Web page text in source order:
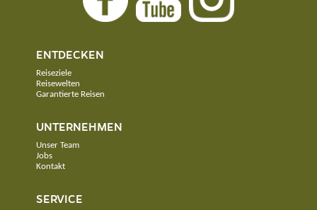
ENTDECKEN
Reiseziele
Reisewelten
Garantierte Reisen
UNTERNEHMEN
Unser Team
Jobs
Kontakt
SERVICE